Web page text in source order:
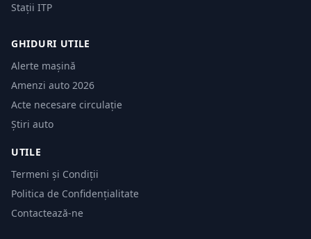
Stații ITP
GHIDURI UTILE
Alerte mașină
Amenzi auto 2026
Acte necesare circulație
Știri auto
UTILE
Termeni și Condiții
Politica de Confidențialitate
Contactează-ne